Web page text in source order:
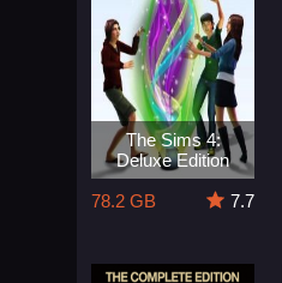
The Sims 4:
Deluxe Edition
78.2 GB
7.7